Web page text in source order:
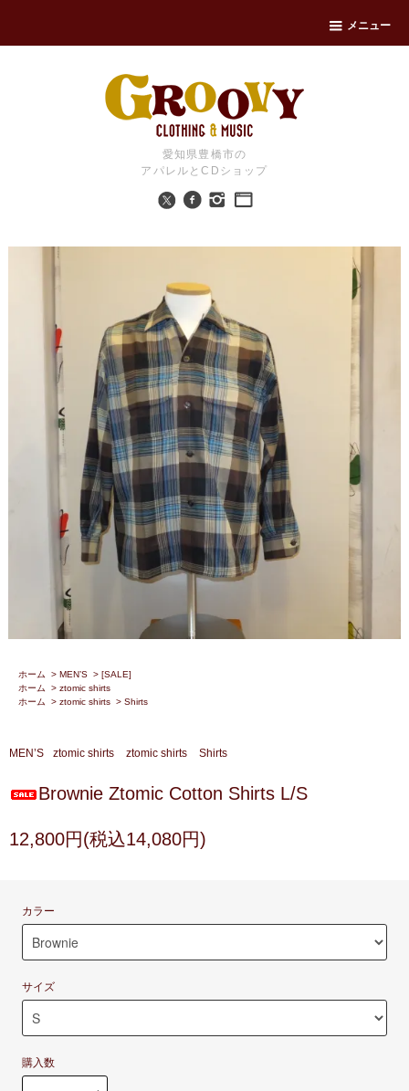
メニュー
愛知県豊橋市の
アパレルとCDショップ
ホーム > MEN’S > [SALE]
ホーム
> ztomic shirts
ホーム
> ztomic shirts > Shirts
MEN’S ztomic shirts ztomic shirts Shirts
Brownie Ztomic Cotton Shirts L/S
12,800円(税込14,080円)
カラー
サイズ
購入数